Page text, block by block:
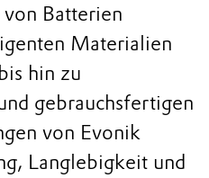
Batterien
Materialien
hin zu
gebrauchsfertigen
von Evonik
Langlebigkeit und